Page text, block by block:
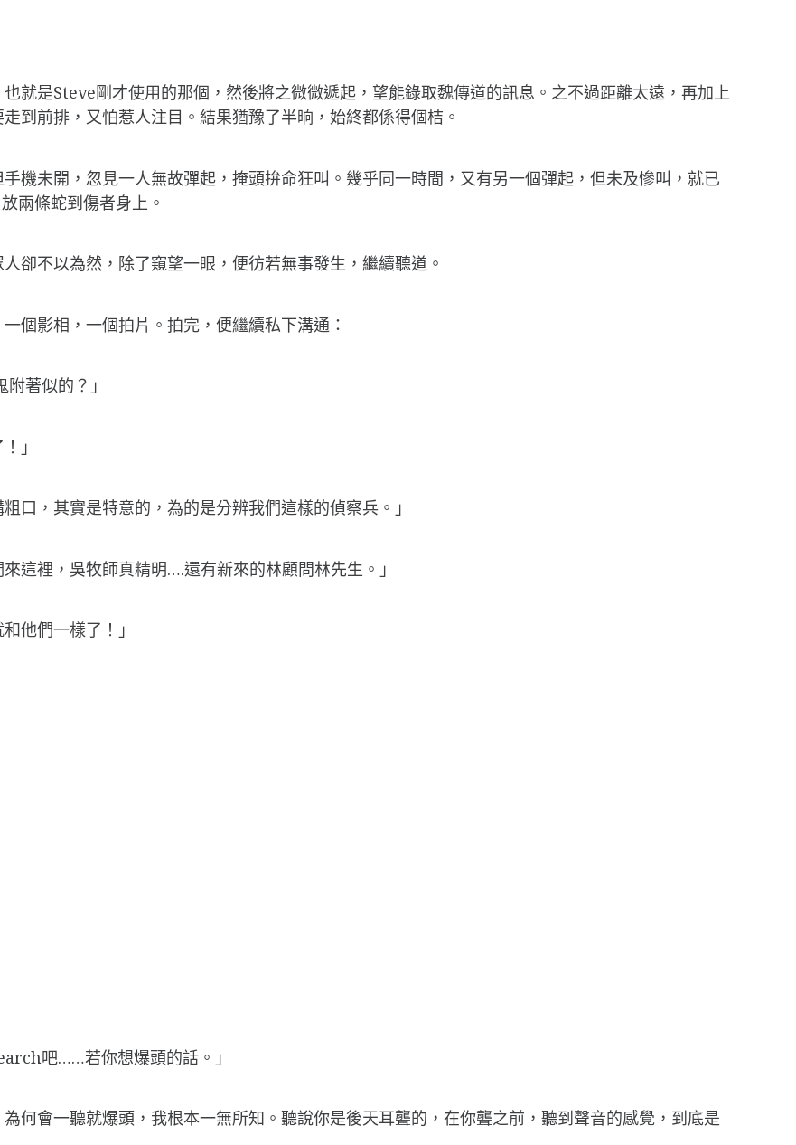
就是Steve剛才使用的那個，然後將之微微遞起，望能錄取魏傳道的訊息。之不過距離太遠，再加上
到前排，又怕惹人注目。結果猶豫了半晌，始終都係得個桔。
機未開，忽見一人無故彈起，掩頭拚命狂叫。幾乎同一時間，又有另一個彈起，但未及慘叫，就已
兩條蛇到傷者身上。
卻不以為然，除了窺望一眼，便彷若無事發生，繼續聽道。
個影相，一個拍片。拍完，便繼續私下溝通：
著似的？」
」
口，其實是特意的，為的是分辨我們這樣的偵察兵。」
這裡，吳牧師真精明….還有新來的林顧問林先生。」
他們一樣了！」
吧……若你想爆頭的話。」
何會一聽就爆頭，我根本一無所知。聽說你是後天耳聾的，在你聾之前，聽到聲音的感覺，到底是